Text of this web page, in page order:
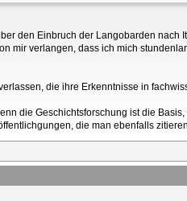
den Einbruch der Langobarden nach
mir verlangen, dass ich mich
die ihre Erkenntnisse in
die Geschichtsforschung ist die
die man ebenfalls